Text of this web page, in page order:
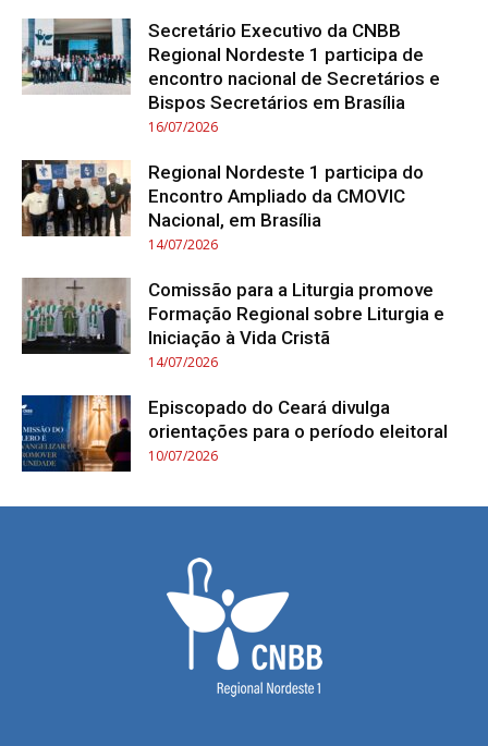
Secretário Executivo da CNBB
Regional Nordeste 1 participa de
encontro nacional de Secretários e
Bispos Secretários em Brasília
16/07/2026
Regional Nordeste 1 participa do
Encontro Ampliado da CMOVIC
Nacional, em Brasília
14/07/2026
Comissão para a Liturgia promove
Formação Regional sobre Liturgia e
Iniciação à Vida Cristã
14/07/2026
Episcopado do Ceará divulga
orientações para o período eleitoral
10/07/2026